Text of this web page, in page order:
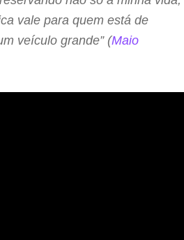
vale para quem está de
veículo grande” (Maio